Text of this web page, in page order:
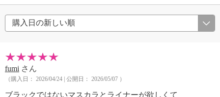
fumi さん
（購入日： 2026/04/24 | 公開日： 2026/05/07 ）
ブラックではないマスカラとライナーが欲しくて